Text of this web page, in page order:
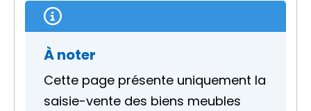
À noter
Cette page présente uniquement la
saisie-vente des biens meubles